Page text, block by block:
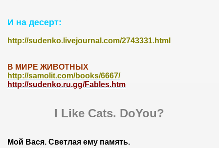
И на десерт:
http://sudenko.livejournal.com/2743331.html
В МИРЕ ЖИВОТНЫХ
http://samolit.com/books/6667/
http://sudenko.ru.gg/Fables.htm
I Like Cats. DoYou?
Мой Вася. Светлая ему память.